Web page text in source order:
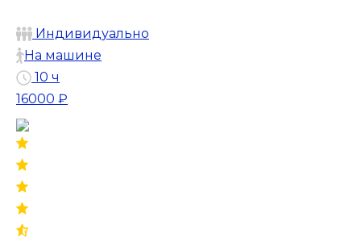
Индивидуально
На машине
10 ч
16000 ₽